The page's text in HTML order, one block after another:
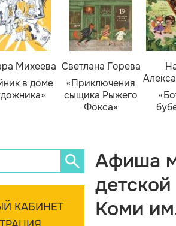
Михеева
в доме
Светлана Горева
«Приключения
сыщика Рыжего
Фокса»
КАБИНЕТ
Афиша
Коми